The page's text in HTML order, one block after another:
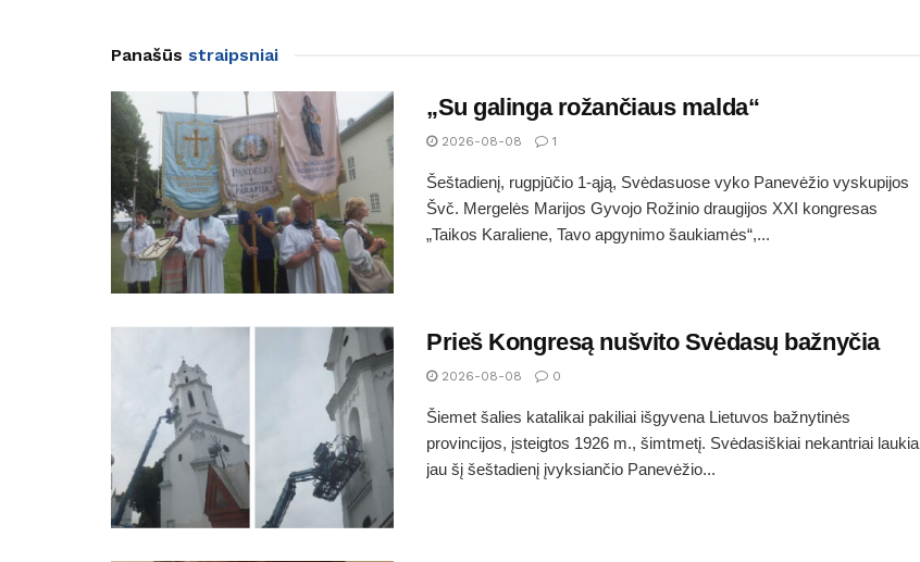
Panašūs straipsniai
„Su galinga rožančiaus malda“
2026-08-08 1
Šeštadienį, rugpjūčio 1-ąją, Svėdasuose vyko Panevėžio vyskupijos
Švč. Mergelės Marijos Gyvojo Rožinio draugijos XXI kongresas
„Taikos Karaliene, Tavo apgynimo šaukiamės“,...
Prieš Kongresą nušvito Svėdasų bažnyčia
2026-08-08 0
Šiemet šalies katalikai pakiliai išgyvena Lietuvos bažnytinės
provincijos, įsteigtos 1926 m., šimtmetį. Svėdasiškiai nekantriai laukia
jau šį šeštadienį įvyksiančio Panevėžio...